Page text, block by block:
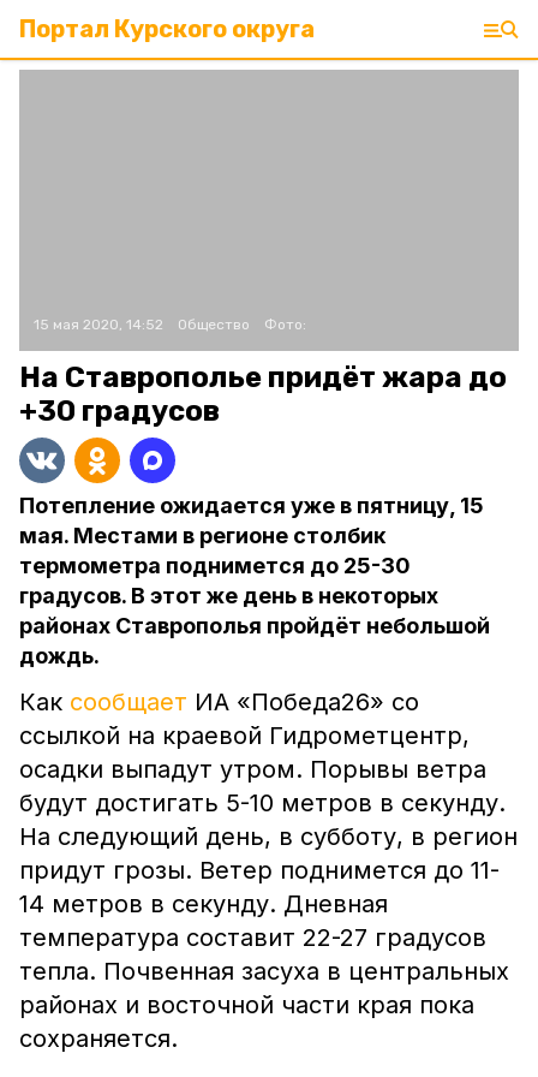
Портал Курского округа
15 мая 2020, 14:52 Общество Фото:
На Ставрополье придёт жара до
+30 градусов
Потепление ожидается уже в пятницу, 15
мая. Местами в регионе столбик
термометра поднимется до 25-30
градусов. В этот же день в некоторых
районах Ставрополья пройдёт небольшой
дождь.
Как сообщает ИА «Победа26» со
ссылкой на краевой Гидрометцентр,
осадки выпадут утром. Порывы ветра
будут достигать 5-10 метров в секунду.
На следующий день, в субботу, в регион
придут грозы. Ветер поднимется до 11-
14 метров в секунду. Дневная
температура составит 22-27 градусов
тепла. Почвенная засуха в центральных
районах и восточной части края пока
сохраняется.